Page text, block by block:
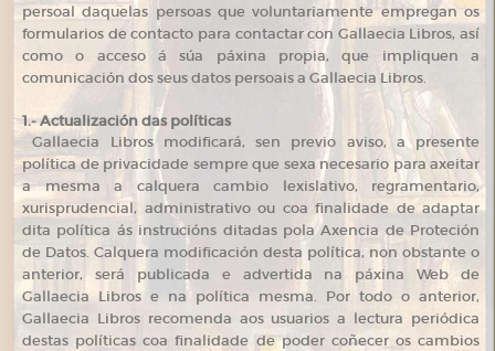
persoal daquelas persoas que voluntariamente empregan os
formularios de contacto para contactar con Gallaecia Libros, así
como o acceso á súa páxina propia, que impliquen a
comunicación dos seus datos persoais a Gallaecia Libros.
1.- Actualización das políticas
Gallaecia Libros modificará, sen previo aviso, a presente
política de privacidade sempre que sexa necesario para axeitar
a mesma a calquera cambio lexislativo, regramentario,
xurisprudencial, administrativo ou coa finalidade de adaptar
dita política ás instrucións ditadas pola Axencia de Proteción
de Datos. Calquera modificación desta política, non obstante o
anterior, será publicada e advertida na páxina Web de
Gallaecia Libros e na política mesma. Por todo o anterior,
Gallaecia Libros recomenda aos usuarios a lectura periódica
destas políticas coa finalidade de poder coñecer os cambios